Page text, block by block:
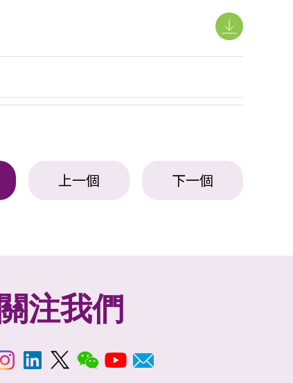
上一個 下一個
關注我們